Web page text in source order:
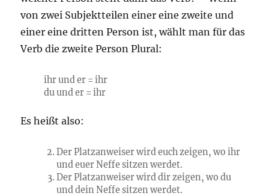
von zwei Subjektteilen einer eine zweite und
einer eine dritten Person ist, wählt man für das
Verb die zweite Person Plural:
ihr und er = ihr
du und er = ihr
Es heißt also:
Der Platzanweiser wird euch zeigen, wo ihr
und euer Neffe sitzen werdet.
Der Platzanweiser wird dir zeigen, wo du
und dein Neffe sitzen werdet.